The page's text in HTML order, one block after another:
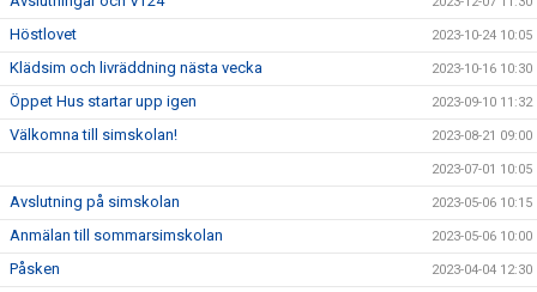
Höstlovet 2023-10-24 10:05
Klädsim och livräddning nästa vecka 2023-10-16 10:30
Öppet Hus startar upp igen 2023-09-10 11:32
Välkomna till simskolan! 2023-08-21 09:00
2023-07-01 10:05
Avslutning på simskolan 2023-05-06 10:15
Anmälan till sommarsimskolan 2023-05-06 10:00
Påsken 2023-04-04 12:30